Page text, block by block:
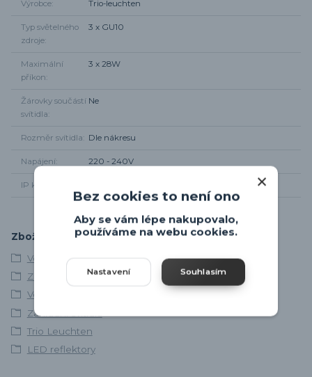
Výrobce Trio-leuchten
Typ světelného
zdroje
3 x GU10
Maximální
příkon
3 x 28W
Žárovky součástí
svítidla
Ne
Rozměr svítidla Dle nákresu
Napájení 220 - 240V
IP krytí
Zboží zařazeno v kategoriích
Venkovní osvětlení
Zemní svítidla
Venkovní reflektorová svítidla
Zahradní svítidla
Trio Leuchten
LED reflektory
Bez cookies to není ono
Aby se vám lépe nakupovalo,
používáme na webu cookies.
Nastavení Souhlasím